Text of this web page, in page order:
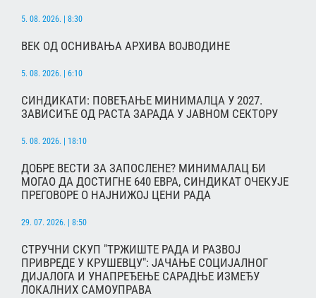
5. 08. 2026. | 8:30
ВЕК ОД ОСНИВАЊА АРХИВА ВОЈВОДИНЕ
5. 08. 2026. | 6:10
СИНДИКАТИ: ПОВЕЋАЊЕ МИНИМАЛЦА У 2027.
ЗАВИСИЋЕ ОД РАСТА ЗАРАДА У ЈАВНОМ СЕКТОРУ
5. 08. 2026. | 18:10
ДОБРЕ ВЕСТИ ЗА ЗАПОСЛЕНЕ? МИНИМАЛАЦ БИ
МОГАО ДА ДОСТИГНЕ 640 ЕВРА, СИНДИКАТ ОЧЕКУЈЕ
ПРЕГОВОРЕ О НАЈНИЖОЈ ЦЕНИ РАДА
29. 07. 2026. | 8:50
СТРУЧНИ СКУП "ТРЖИШТЕ РАДА И РАЗВОЈ
ПРИВРЕДЕ У КРУШЕВЦУ": ЈАЧАЊЕ СОЦИЈАЛНОГ
ДИЈАЛОГА И УНАПРЕЂЕЊЕ САРАДЊЕ ИЗМЕЂУ
ЛОКАЛНИХ САМОУПРАВА